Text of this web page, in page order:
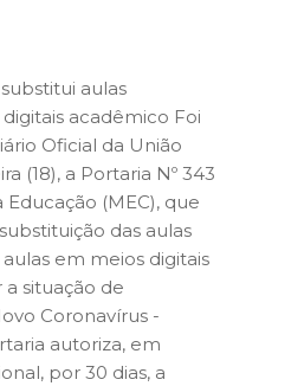
aulas
acadêmico Foi
Oficial da União
(18), a Portaria Nº 343
(MEC), que
das aulas
em meios digitais
situação de
Coronavírus -
autoriza, em
por 30 dias, a